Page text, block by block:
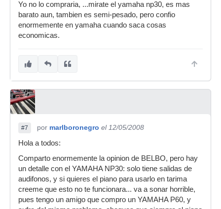
Yo no lo compraria, ...mirate el yamaha np30, es mas
barato aun, tambien es semi-pesado, pero confio
enormemente en yamaha cuando saca cosas
economicas.
#7 por marlboronegro el 12/05/2008
Hola a todos:
Comparto enormemente la opinion de BELBO, pero hay
un detalle con el YAMAHA NP30: solo tiene salidas de
audifonos, y si quieres el piano para usarlo en tarima
creeme que esto no te funcionara... va a sonar horrible,
pues tengo un amigo que compro un YAMAHA P60, y